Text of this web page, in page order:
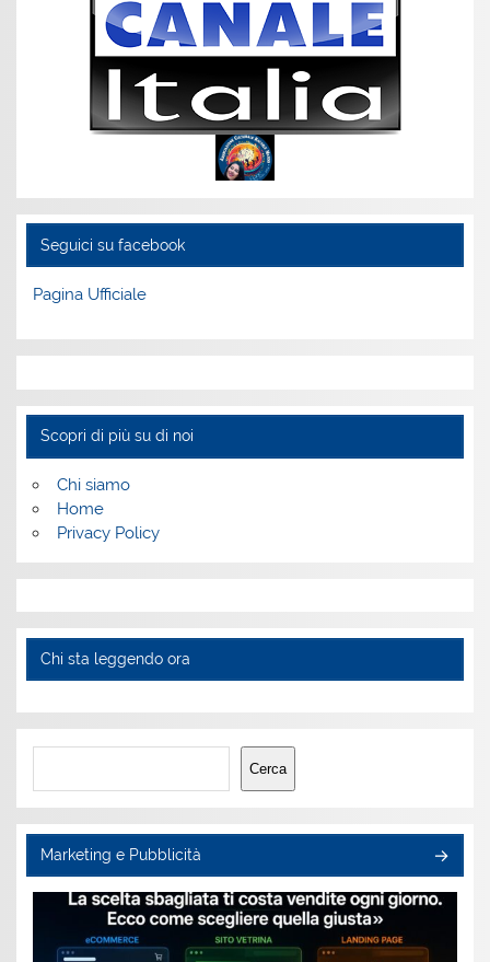
Seguici su facebook
Pagina Ufficiale
Scopri di più su di noi
Chi siamo
Home
Privacy Policy
Chi sta leggendo ora
Cerca
Cerca
Marketing e Pubblicità